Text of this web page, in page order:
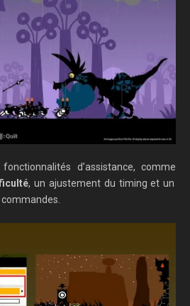
d’assistance, comme
, un ajustement du timing et un